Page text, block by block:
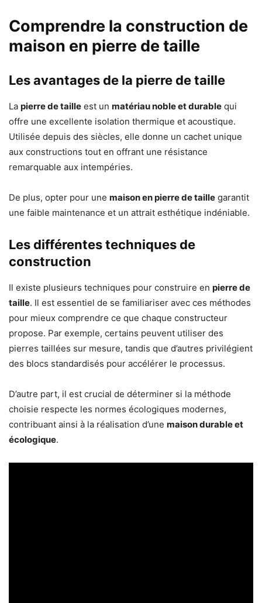
Comprendre la construction de
maison en pierre de taille
Les avantages de la pierre de taille
La pierre de taille est un matériau noble et durable qui
offre une excellente isolation thermique et acoustique.
Utilisée depuis des siècles, elle donne un cachet unique
aux constructions tout en offrant une résistance
remarquable aux intempéries.
De plus, opter pour une maison en pierre de taille garantit
une faible maintenance et un attrait esthétique indéniable.
Les différentes techniques de
construction
Il existe plusieurs techniques pour construire en pierre de
taille. Il est essentiel de se familiariser avec ces méthodes
pour mieux comprendre ce que chaque constructeur
propose. Par exemple, certains peuvent utiliser des
pierres taillées sur mesure, tandis que d’autres privilégient
des blocs standardisés pour accélérer le processus.
D’autre part, il est crucial de déterminer si la méthode
choisie respecte les normes écologiques modernes,
contribuant ainsi à la réalisation d’une maison durable et
écologique.